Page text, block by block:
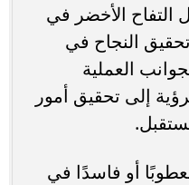
التفاح الأخضر في
النجاح في
العملية
إلى تحقيق أمور
أو فاسدًا في